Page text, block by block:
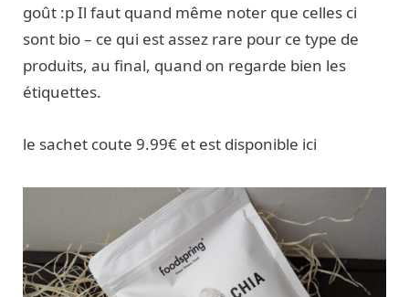
goût :p Il faut quand même noter que celles ci
sont bio – ce qui est assez rare pour ce type de
produits, au final, quand on regarde bien les
étiquettes.
le sachet coute 9.99€ et est disponible ici